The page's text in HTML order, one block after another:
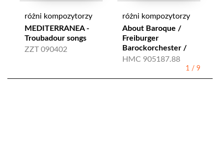
różni kompozytorzy
MEDITERRANEA -
Troubadour songs
ZZT 090402
różni kompozytorzy
About Baroque /
Freiburger
Barockorchester /
HMC 905187.88
1 / 9